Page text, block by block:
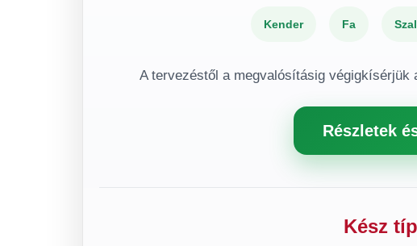
Kender Fa
A tervezéstől a megvalósításig
Részletek
Kész